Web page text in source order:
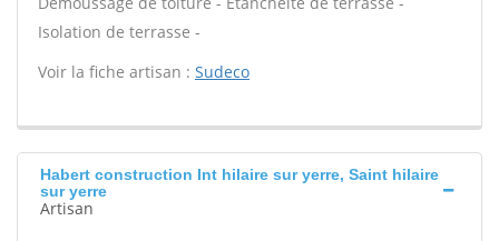
Isolation de terrasse -
Voir la fiche artisan : Sudeco
Habert construction Int hilaire sur yerre, Saint hilaire
sur yerre
Artisan